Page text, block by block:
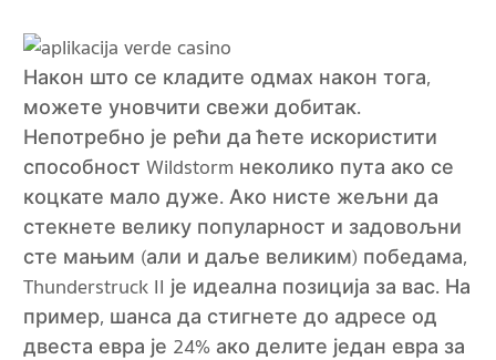
Након што се кладите одмах након тога,
можете уновчити свежи добитак.
Непотребно је рећи да ћете искористити
способност Wildstorm неколико пута ако се
коцкате мало дуже. Ако нисте жељни да
стекнете велику популарност и задовољни
сте мањим (али и даље великим) победама,
Thunderstruck II је идеална позиција за вас. На
пример, шанса да стигнете до адресе од
двеста евра је 24% ако делите један евра за